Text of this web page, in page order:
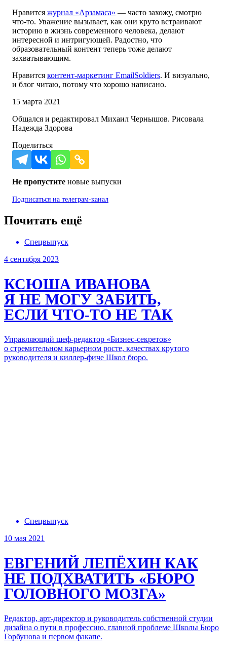
Нравится журнал «Арзамаса» — часто захожу, смотрю
что-то. Уважение вызывает, как они круто встраивают
историю в жизнь современного человека, делают
интересной и интригующей. Радостно, что
образовательный контент теперь тоже делают
захватывающим.
Нравится контент-маркетинг EmailSoldiers. И визуально,
и блог читаю, потому что хорошо написано.
15 марта 2021
Общался и редактировал Михаил Чернышов. Рисовала
Надежда Здорова
Поделиться
Не пропустите новые выпуски
Подписаться на телеграм-канал
Почитать ещё
Спецвыпуск
4 сентября 2023
КСЮША ИВАНОВА
Я НЕ МОГУ ЗАБИТЬ,
ЕСЛИ ЧТО-ТО НЕ ТАК
Управляющий шеф-редактор «Бизнес-секретов»
о стремительном карьерном росте, качествах крутого
руководителя и киллер-фиче Школ бюро.
Спецвыпуск
10 мая 2021
ЕВГЕНИЙ ЛЕПЁХИН КАК
НЕ ПОДХВАТИТЬ «БЮРО
ГОЛОВНОГО МОЗГА»
Редактор, арт-директор и руководитель собственной студии
дизайна о пути в профессию, главной проблеме Школы Бюро
Горбунова и первом факапе.